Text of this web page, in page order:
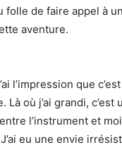
folle de faire appel à
aventure.
l’impression que
Là où j’ai grandi,
l’instrument et
eu une envie